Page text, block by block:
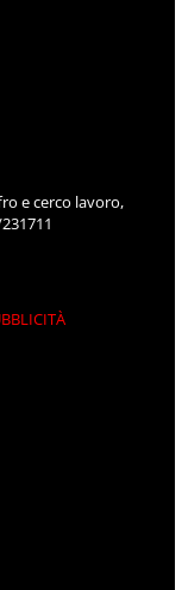
e cerco lavoro,